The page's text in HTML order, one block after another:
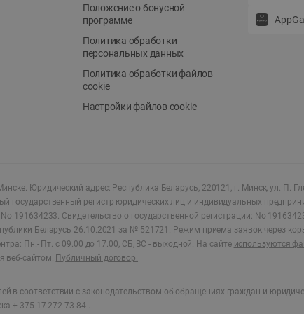
Положение о бонусной
программе
Политика обработки
персональных данных
Политика обработки файлов
cookie
Настройки файлов cookie
Юридический адрес: Республика Беларусь, 220121, г. Минск, ул. П.
регистр юридических лиц и индивидуальных
191634233. Свидетельство о государственной регистрации: No
Беларусь 26.10.2021 за № 521721. Режим приема заявок через
Пн.- Пт. с 09.00 до 17.00, СБ, ВС - выходной. На сайте используются
веб-сайтом. Публичный договор.
в соответствии с законодательством об обращениях граждан и
+ 375 17 272 73 84 .